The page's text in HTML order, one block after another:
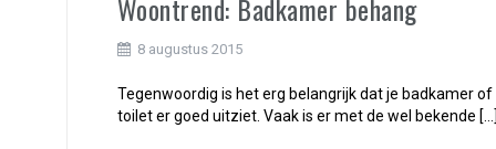
Woontrend: Badkamer behang
8 augustus 2015
Tegenwoordig is het erg belangrijk dat je badkamer of
toilet er goed uitziet. Vaak is er met de wel bekende